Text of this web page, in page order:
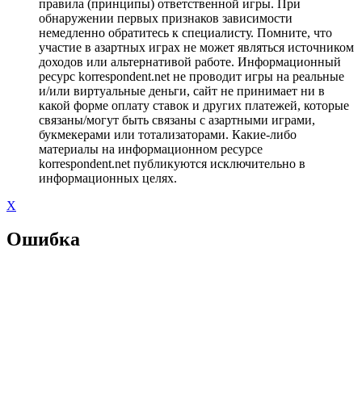
правила (принципы) ответственной игры. При
обнаружении первых признаков зависимости
немедленно обратитесь к специалисту. Помните, что
участие в азартных играх не может являться источником
доходов или альтернативой работе. Информационный
ресурс korrespondent.net не проводит игры на реальные
и/или виртуальные деньги, сайт не принимает ни в
какой форме оплату ставок и других платежей, которые
связаны/могут быть связаны с азартными играми,
букмекерами или тотализаторами. Какие-либо
материалы на информационном ресурсе
korrespondent.net публикуются исключительно в
информационных целях.
X
Ошибка